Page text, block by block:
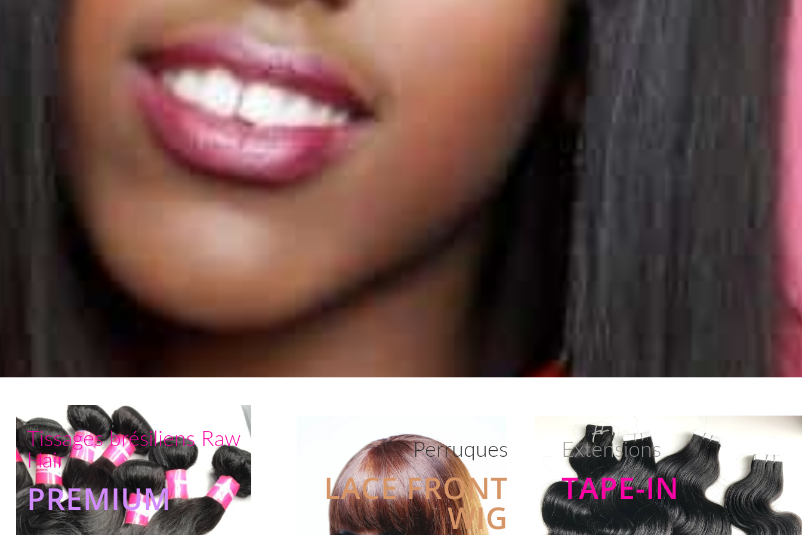
Tissages brésiliens Raw
Hair
PREMIUM
Perruques
LACE FRONT
WIG
Extensions
TAPE-IN